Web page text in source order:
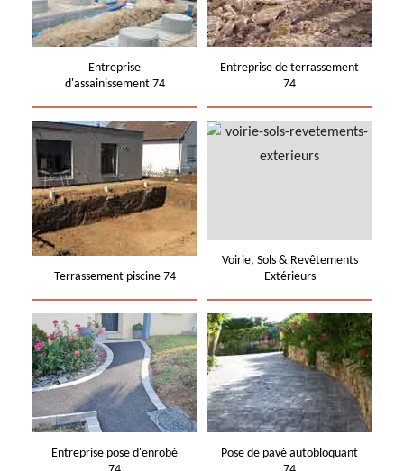
Entreprise
d'assainissement 74
Entreprise de terrassement
74
Terrassement piscine 74
Voirie, Sols & Revêtements
Extérieurs
Entreprise pose d'enrobé
Pose de pavé autobloquant